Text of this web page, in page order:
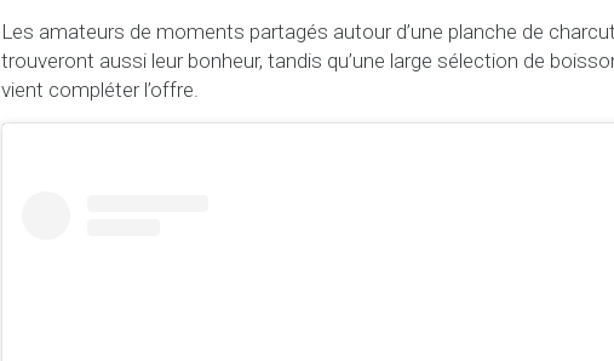
Les amateurs de moments partagés autour d’une planche de
trouveront aussi leur bonheur, tandis qu’une large sélection de
vient compléter l’offre.